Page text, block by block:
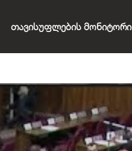
Თავისუფლების Მონიტორი